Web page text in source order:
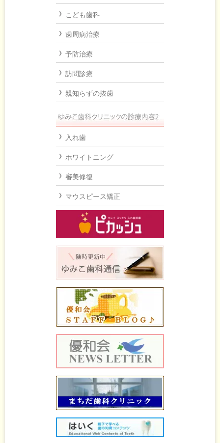
こども歯科
歯周病治療
予防治療
訪問診療
親知らずの抜歯
入れ歯
ホワイトニング
審美修復
マウスピース矯正